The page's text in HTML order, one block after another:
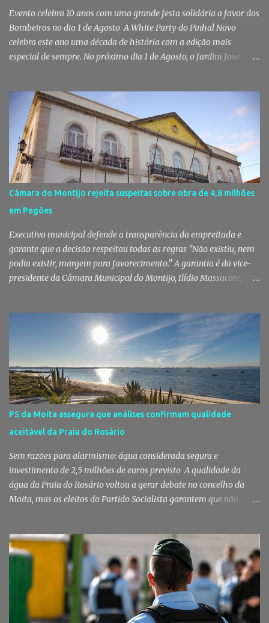
vários indivíduos" durante a ação policial realizada em Pi...
Evento celebra 10 anos com uma grande festa solidária a favor dos
Bombeiros no dia 1 de Agosto A White Party do Pinhal Novo
celebra este ano uma década de história com a edição mais
especial de sempre. No próximo dia 1 de Agosto, o Jardim José
que parte das receitas reverterá para a Associação Humanitária
dos Bombeiros Voluntários do Pinhal Novo, reforçando o espírito
comunitário que sempre distinguiu este evento. O branco é a cor
essencial da festa de 1 de Agosto no Pinhal Novo 10 anos depois da
primeira edição, a White Party continua a ser muito mais do que
uma pista de dança ao ar livre. É um ponto de encontro entre
gerações, um momento de reencontro entre amigos e famílias,
mas também o reflexo daquilo que distingue o Pinhal Novo: a
capacidade de transformar uma ideia simples numa tradição que
mobiliza milhares de pessoas. Todos os anos, quando ch...
Câmara do Montijo rejeita suspeitas sobre obra de 4,8 milhões
em Pegões
Executivo municipal defende a transparência da empreitada e
garante que a decisão respeitou todas as regras "Não existiu, nem
podia existir, margem para favorecimento." A garantia é do vice-
presidente da Câmara Municipal do Montijo, Ilídio Massacote, que
decorreu com total transparência, cumpriu todas as exigências
legais e apenas avançou para ajuste direto depois de três
concursos públicos terem ficado desertos. Município responde às
dúvidas sobre a adjudicação da nova escola A Câmara Municipal
do Montijo veio a público responder às dúvidas levantadas em
torno da adjudicação da construção do futuro Centro Escolar de
Pegões, uma empreitada de cerca de 4,8 milhões de euros que
ganhou destaque após uma notícia publicada pelo Página UM. O
jornal questionou, entre outros aspetos, o recurso ao ajuste direto
e a escolha da empresa adjudicatária, uma socied...
PS da Moita assegura que análises confirmam qualidade
aceitável da Praia do Rosário
Sem razões para alarmismo: água considerada segura e
investimento de 2,5 milhões de euros previsto A qualidade da
água da Praia do Rosário voltou a gerar debate no concelho da
Moita, mas os eleitos do Partido Socialista garantem que não
classificação de "Qualidade Aceitável", - posição validada pela a
Agência Portuguesa do Ambiente a 29 de Julho - acusam
algumas informações de criarem preocupações injustificadas e
reforçam que a valorização daquele espaço passa por um
investimento de cerca de 2,5 milhões de euros previsto pela
Câmara Municipal. A praia é um dos espaços naturais mais